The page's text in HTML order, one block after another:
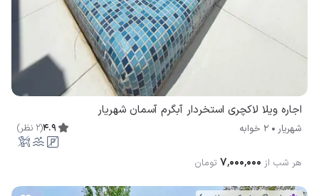
اجاره ویلا لاکچری استخردار آبگرم آسمان شهریار
شهریار 2 خوابه 4.9
(
2 نظر)
هر شب از ۷٬۰۰۰٬۰۰۰ تومان